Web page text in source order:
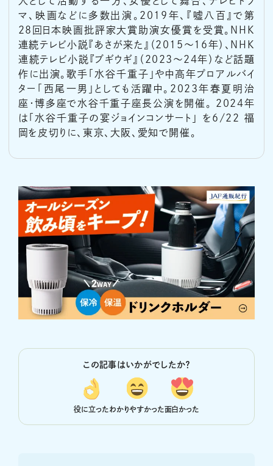
マ、映画などに多数出演。2019年、『嘘八百』で第
28回日本映画批評家大賞助演女優賞を受賞。NHK
連続テレビ小説『あさが来た』（2015～16年）、NHK
連続テレビ小説『ブギウギ』（2023〜24年）など話題
作に出演。歌手「水谷千重子」や中高年プロアルバイ
ター「西尾一男」としても活躍中。2023年春夏明治
座・博多座で水谷千重子座長公演を開催。 2024年
は「水谷千重子の宴ジョインコンサート」 を6/22 福
岡を皮切りに、東京、大阪、愛知で開催。
この記事はいかがでしたか？
役に立ったわかりやすかった面白かった